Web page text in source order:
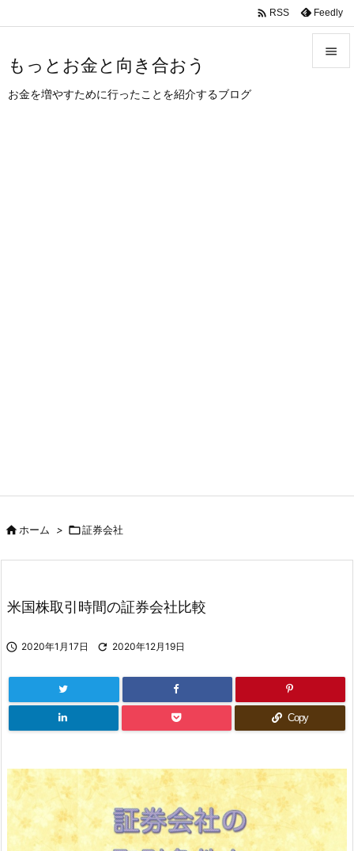
もっとお金と向き合おう
お金を増やすために行ったことを紹介するブログ

 RSS Feedly
ホーム > 証券会社
米国株取引時間の証券会社比較
 2020年1月17日  2020年12月19日
Copy